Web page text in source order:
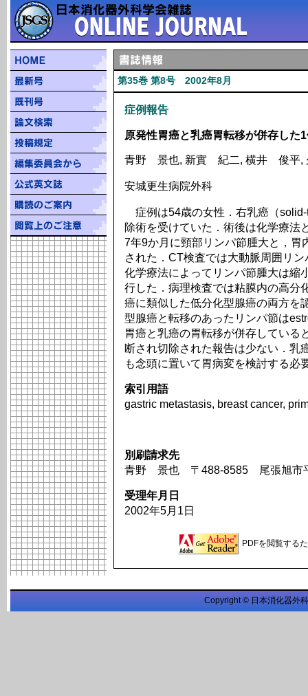
第35巻 第8号 2002年8月
症例報告
原発性胃癌と乳癌胃転移が併存した
青野 景也, 新實 紀二, 横井 俊平,
安城更生病院外科
症例は54歳の女性．右乳癌（
除術を受けていた．術後は化学療法
7年9か月に頸部リンパ節腫大と，胃
された．CT検査では大動脈周囲リ
化学療法によってリンパ節腫大は縮
行した．病理検査では粘膜内の高分
癌に類似した低分化型腺癌の両方を
型腺癌と転移のあったリンパ節は
胃癌と乳癌の胃転移が併存している
断され切除された報告は少ない．乳
も念頭に置いて胃病変を検討する必
索引用語
gastric metastasis, breast cancer,
別刷請求先
青野 景也 〒488-8585 尾張旭市
受理年月日
2002年5月1日
PDFを閲覧する
Copyright © 日本消化器外